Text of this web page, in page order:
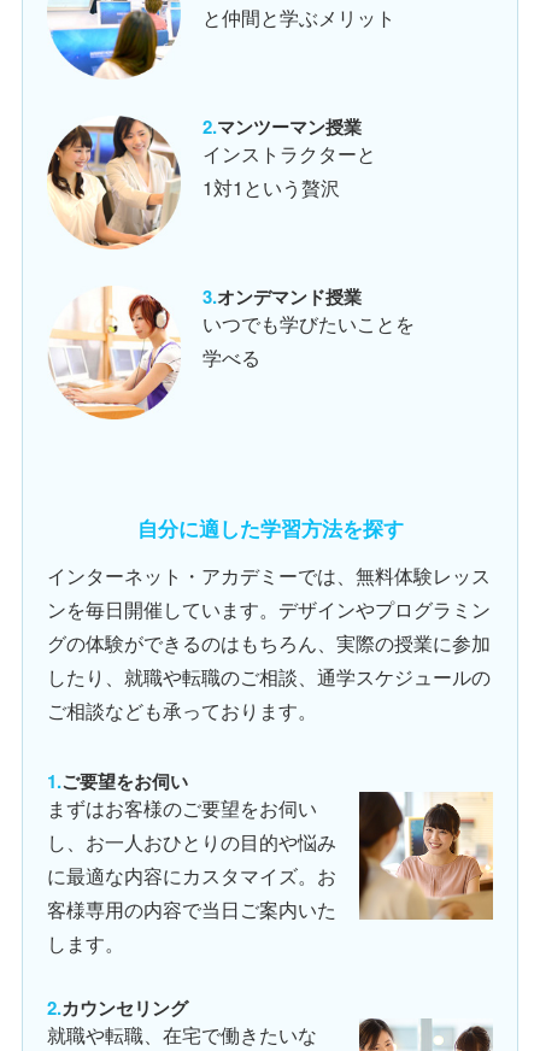
と仲間と学ぶメリット
マンツーマン授業
インストラクターと
1対1という贅沢
オンデマンド授業
いつでも学びたいことを
学べる
自分に適した学習方法を探す
インターネット・アカデミーでは、無料体験レッス
ンを毎日開催しています。デザインやプログラミン
グの体験ができるのはもちろん、実際の授業に参加
したり、就職や転職のご相談、通学スケジュールの
ご相談なども承っております。
ご要望をお伺い
まずはお客様のご要望をお伺い
し、お一人おひとりの目的や悩み
に最適な内容にカスタマイズ。お
客様専用の内容で当日ご案内いた
します。
カウンセリング
就職や転職、在宅で働きたいな